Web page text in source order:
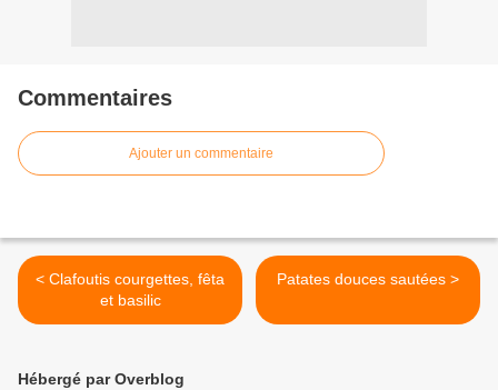
Commentaires
Ajouter un commentaire
< Clafoutis courgettes, fêta
et basilic
Patates douces sautées >
Hébergé par Overblog